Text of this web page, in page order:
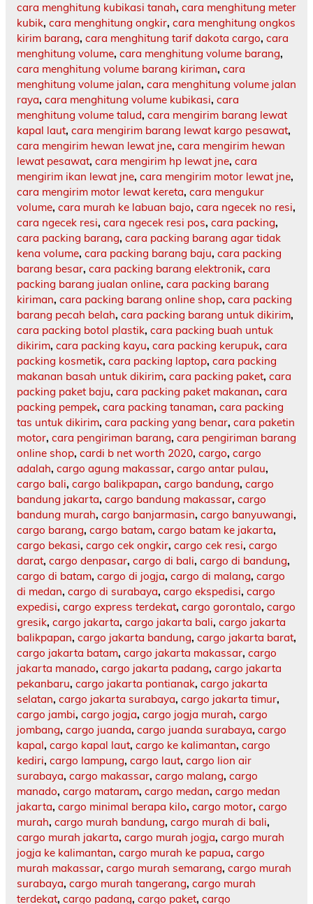
cara menghitung kubikasi tanah, cara menghitung meter
kubik, cara menghitung ongkir, cara menghitung ongkos
kirim barang, cara menghitung tarif dakota cargo, cara
menghitung volume, cara menghitung volume barang,
cara menghitung volume barang kiriman, cara
menghitung volume jalan, cara menghitung volume jalan
raya, cara menghitung volume kubikasi, cara
menghitung volume talud, cara mengirim barang lewat
kapal laut, cara mengirim barang lewat kargo pesawat,
cara mengirim hewan lewat jne, cara mengirim hewan
lewat pesawat, cara mengirim hp lewat jne, cara
mengirim ikan lewat jne, cara mengirim motor lewat jne,
cara mengirim motor lewat kereta, cara mengukur
volume, cara murah ke labuan bajo, cara ngecek no resi,
cara ngecek resi, cara ngecek resi pos, cara packing,
cara packing barang, cara packing barang agar tidak
kena volume, cara packing barang baju, cara packing
barang besar, cara packing barang elektronik, cara
packing barang jualan online, cara packing barang
kiriman, cara packing barang online shop, cara packing
barang pecah belah, cara packing barang untuk dikirim,
cara packing botol plastik, cara packing buah untuk
dikirim, cara packing kayu, cara packing kerupuk, cara
packing kosmetik, cara packing laptop, cara packing
makanan basah untuk dikirim, cara packing paket, cara
packing paket baju, cara packing paket makanan, cara
packing pempek, cara packing tanaman, cara packing
tas untuk dikirim, cara packing yang benar, cara paketin
motor, cara pengiriman barang, cara pengiriman barang
online shop, cardi b net worth 2020, cargo, cargo
adalah, cargo agung makassar, cargo antar pulau,
cargo bali, cargo balikpapan, cargo bandung, cargo
bandung jakarta, cargo bandung makassar, cargo
bandung murah, cargo banjarmasin, cargo banyuwangi,
cargo barang, cargo batam, cargo batam ke jakarta,
cargo bekasi, cargo cek ongkir, cargo cek resi, cargo
darat, cargo denpasar, cargo di bali, cargo di bandung,
cargo di batam, cargo di jogja, cargo di malang, cargo
di medan, cargo di surabaya, cargo ekspedisi, cargo
expedisi, cargo express terdekat, cargo gorontalo, cargo
gresik, cargo jakarta, cargo jakarta bali, cargo jakarta
balikpapan, cargo jakarta bandung, cargo jakarta barat,
cargo jakarta batam, cargo jakarta makassar, cargo
jakarta manado, cargo jakarta padang, cargo jakarta
pekanbaru, cargo jakarta pontianak, cargo jakarta
selatan, cargo jakarta surabaya, cargo jakarta timur,
cargo jambi, cargo jogja, cargo jogja murah, cargo
jombang, cargo juanda, cargo juanda surabaya, cargo
kapal, cargo kapal laut, cargo ke kalimantan, cargo
kediri, cargo lampung, cargo laut, cargo lion air
surabaya, cargo makassar, cargo malang, cargo
manado, cargo mataram, cargo medan, cargo medan
jakarta, cargo minimal berapa kilo, cargo motor, cargo
murah, cargo murah bandung, cargo murah di bali,
cargo murah jakarta, cargo murah jogja, cargo murah
jogja ke kalimantan, cargo murah ke papua, cargo
murah makassar, cargo murah semarang, cargo murah
surabaya, cargo murah tangerang, cargo murah
terdekat, cargo padang, cargo paket, cargo